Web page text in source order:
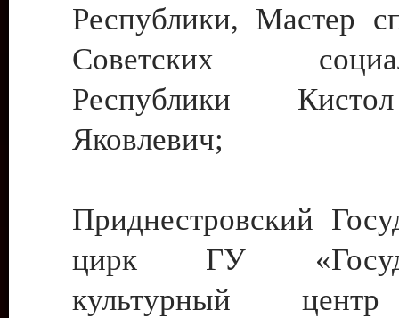
Республики, Мастер
Советских
Республики
Яковлевич;
Приднестровский
цирк ГУ
культурный